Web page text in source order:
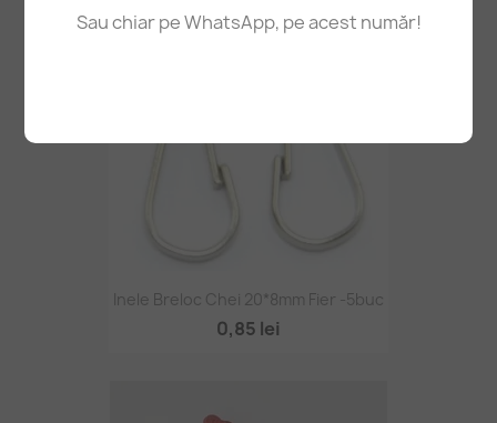
Sau chiar pe WhatsApp, pe acest număr!
Inele Breloc Chei 20*8mm Fier -5buc
0,85 lei